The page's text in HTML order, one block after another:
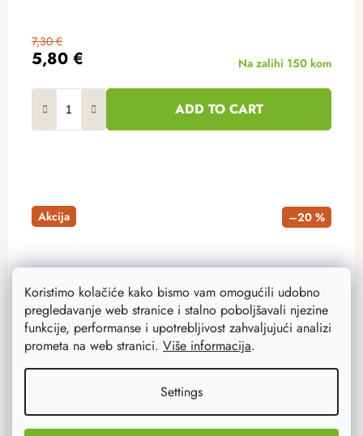
Koristimo kolačiće kako bismo vam omogućili udobno
pregledavanje web stranice i stalno poboljšavali njezine
funkcije, performanse i upotrebljivost zahvaljujući analizi
prometa na web stranici. Više informacija.
Settings
5,80 €
7,30 €
Na zalihi 150 kom
ADD TO CART
Akcija –20 %